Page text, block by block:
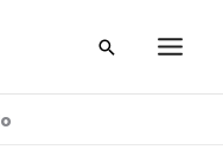
Iskanje